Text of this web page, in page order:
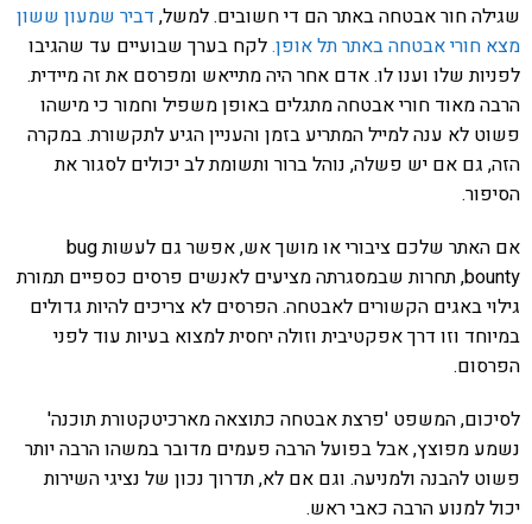
שגילה חור אבטחה באתר הם די חשובים. למשל, דביר שמעון ששון
מצא חורי אבטחה באתר תל אופן.לקח בערך שבועיים עד שהגיבו
לפניות שלו וענו לו. אדם אחר היה מתייאש ומפרסם את זה מיידית.
הרבה מאוד חורי אבטחה מתגלים באופן משפיל וחמור כי מישהו
פשוט לא ענה למייל המתריע בזמן והעניין הגיע לתקשורת. במקרה
הזה, גם אם יש פשלה, נוהל ברור ותשומת לב יכולים לסגור את
הסיפור.
אם האתר שלכם ציבורי או מושך אש, אפשר גם לעשות bug
bounty, תחרות שבמסגרתה מציעים לאנשים פרסים כספיים תמורת
גילוי באגים הקשורים לאבטחה. הפרסים לא צריכים להיות גדולים
במיוחד וזו דרך אפקטיבית וזולה יחסית למצוא בעיות עוד לפני
הפרסום.
לסיכום, המשפט 'פרצת אבטחה כתוצאה מארכיטקטורת תוכנה'
נשמע מפוצץ, אבל בפועל הרבה פעמים מדובר במשהו הרבה יותר
פשוט להבנה ולמניעה. וגם אם לא, תדרוך נכון של נציגי השירות
יכול למנוע הרבה כאבי ראש.